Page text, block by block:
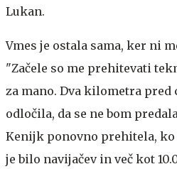
Lukan.
Vmes je ostala sama, ker ni
"Začele so me prehitevati
za mano. Dva kilometra pred
odločila, da se ne bom
Kenijk ponovno prehitela, ko
je bilo navijačev in več kot